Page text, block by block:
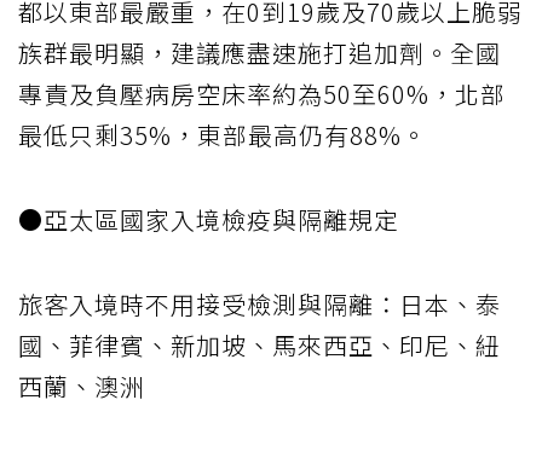
都以東部最嚴重，在0到19歲及70歲以上脆弱
族群最明顯，建議應盡速施打追加劑。全國
專責及負壓病房空床率約為50至60%，北部
最低只剩35%，東部最高仍有88%。
●亞太區國家入境檢疫與隔離規定
旅客入境時不用接受檢測與隔離：日本、泰
國、菲律賓、新加坡、馬來西亞、印尼、紐
西蘭、澳洲